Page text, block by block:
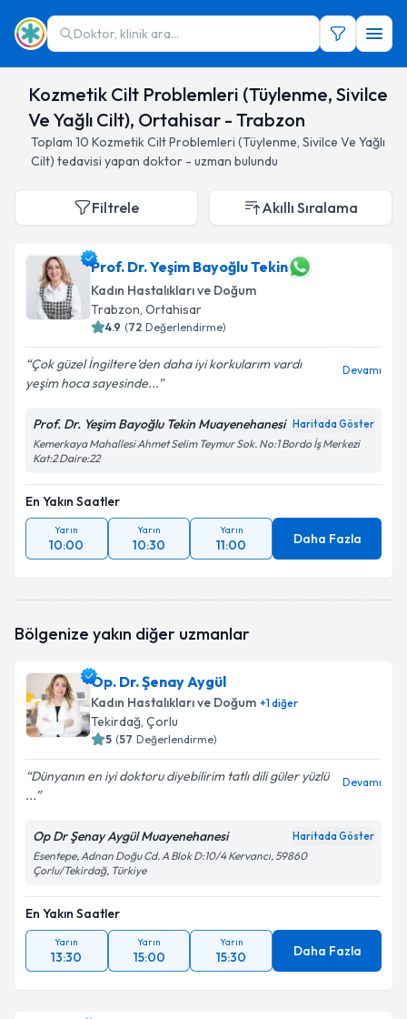
Doktor, klinik ara...
Kozmetik Cilt Problemleri (Tüylenme, Sivilce
Ve Yağlı Cilt), Ortahisar - Trabzon
Toplam 10 Kozmetik Cilt Problemleri (Tüylenme, Sivilce Ve Yağlı
Cilt) tedavisi yapan doktor - uzman bulundu
Filtrele Akıllı Sıralama
Prof. Dr. Yeşim Bayoğlu Tekin
Kadın Hastalıkları ve Doğum
Trabzon, Ortahisar
4.9 (72 Değerlendirme)
Çok güzel İngiltere’den daha iyi korkularım vardı
yeşim hoca sayesinde...
Devamı
Prof. Dr. Yeşim Bayoğlu Tekin Muayenehanesi Haritada Göster
Kemerkaya Mahallesi Ahmet Selim Teymur Sok. No:1 Bordo İş Merkezi
Kat:2 Daire:22
En Yakın Saatler
Yarın
10:00
Yarın
10:30
Yarın
11:00 Daha Fazla
Bölgenize yakın diğer uzmanlar
Op. Dr. Şenay Aygül
Kadın Hastalıkları ve Doğum +1diğer
Tekirdağ, Çorlu
5 (57 Değerlendirme)
Dünyanın en iyi doktoru diyebilirim tatlı dili güler yüzlü
...
Devamı
Op Dr Şenay Aygül Muayenehanesi Haritada Göster
Esentepe, Adnan Doğu Cd. A Blok D:10/4 Kervancı, 59860
Çorlu/Tekirdağ, Türkiye
En Yakın Saatler
Yarın
13:30
Yarın
15:00
Yarın
15:30 Daha Fazla